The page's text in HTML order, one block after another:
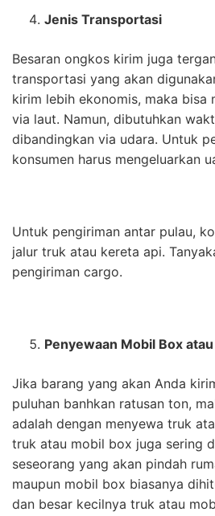
Jenis Transportasi
Besaran ongkos kirim juga
transportasi yang akan
kirim lebih ekonomis, maka bisa
via laut. Namun, dibutuhkan
dibandingkan via udara. Untuk
konsumen harus mengeluarkan
Untuk pengiriman antar pulau,
jalur truk atau kereta api.
pengiriman cargo.
Penyewaan Mobil Box
Jika barang yang akan Anda
puluhan banhkan ratusan ton,
adalah dengan menyewa truk
truk atau mobil box juga sering
seseorang yang akan pindah
maupun mobil box biasanya
dan besar kecilnya truk atau